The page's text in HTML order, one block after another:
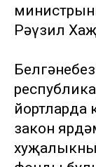
Рәүзил
йортларда
закон